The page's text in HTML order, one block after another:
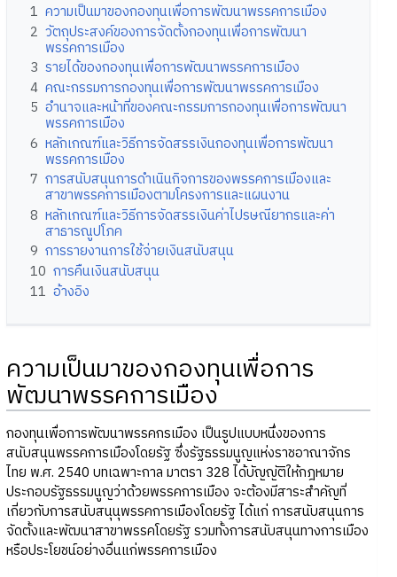
1 ความเป็นมาของกองทุนเพื่อการพัฒนาพรรคการเมือง
2 วัตถุประสงค์ของการจัดตั้งกองทุนเพื่อการพัฒนา
พรรคการเมือง
3 รายได้ของกองทุนเพื่อการพัฒนาพรรคการเมือง
4 คณะกรรมการกองทุนเพื่อการพัฒนาพรรคการเมือง
5 อำนาจและหน้าที่ของคณะกรรมการกองทุนเพื่อการพัฒนา
พรรคการเมือง
6 หลักเกณฑ์และวิธีการจัดสรรเงินกองทุนเพื่อการพัฒนา
พรรคการเมือง
7 การสนับสนุนการดำเนินกิจการของพรรคการเมืองและ
สาขาพรรคการเมืองตามโครงการและแผนงาน
8 หลักเกณฑ์และวิธีการจัดสรรเงินค่าไปรษณียากรและค่า
สาธารณูปโภค
9 การรายงานการใช้จ่ายเงินสนับสนุน
10 การคืนเงินสนับสนุน
11 อ้างอิง
ความเป็นมาของกองทุนเพื่อการ
พัฒนาพรรคการเมือง
กองทุนเพื่อการพัฒนาพรรคกรเมือง เป็นรูปแบบหนึ่งของการ
สนับสนุนพรรคการเมืองโดยรัฐ ซึ่งรัฐธรรมนูญแห่งราชอาณาจักร
ไทย พ.ศ. 2540 บทเฉพาะกาล มาตรา 328 ได้บัญญัติให้กฎหมาย
ประกอบรัฐธรรมนูญว่าด้วยพรรคการเมือง จะต้องมีสาระสำคัญที่
เกี่ยวกับการสนับสนุนุพรรคการเมืองโดยรัฐ ได้แก่ การสนับสนุนการ
จัดตั้งและพัฒนาสาขาพรรคโดยรัฐ รวมทั้งการสนับสนุนทางการเมือง
หรือประโยชน์อย่างอื่นแก่พรรคการเมือง